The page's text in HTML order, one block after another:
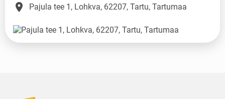
place Pajula tee 1, Lohkva, 62207, Tartu, Tartumaa